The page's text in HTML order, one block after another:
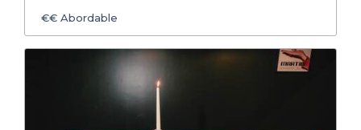
€€ Abordable